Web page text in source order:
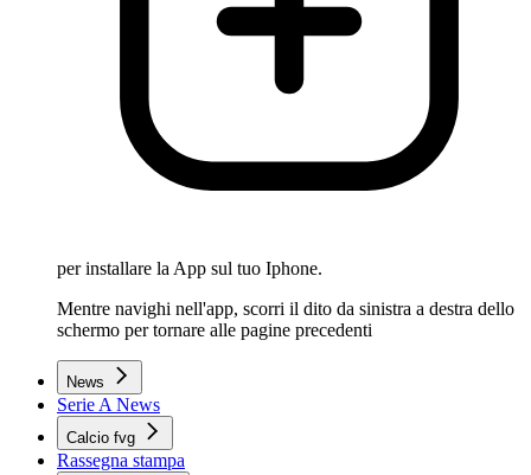
per installare la App sul tuo Iphone.
Mentre navighi nell'app, scorri il dito da sinistra a destra dello
schermo per tornare alle pagine precedenti
News
Serie A News
Calcio fvg
Rassegna stampa